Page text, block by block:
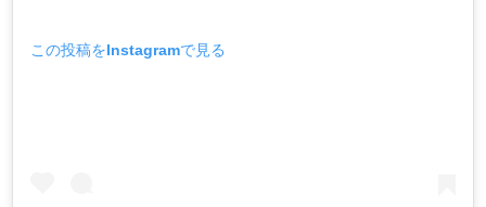
この投稿をInstagramで見る